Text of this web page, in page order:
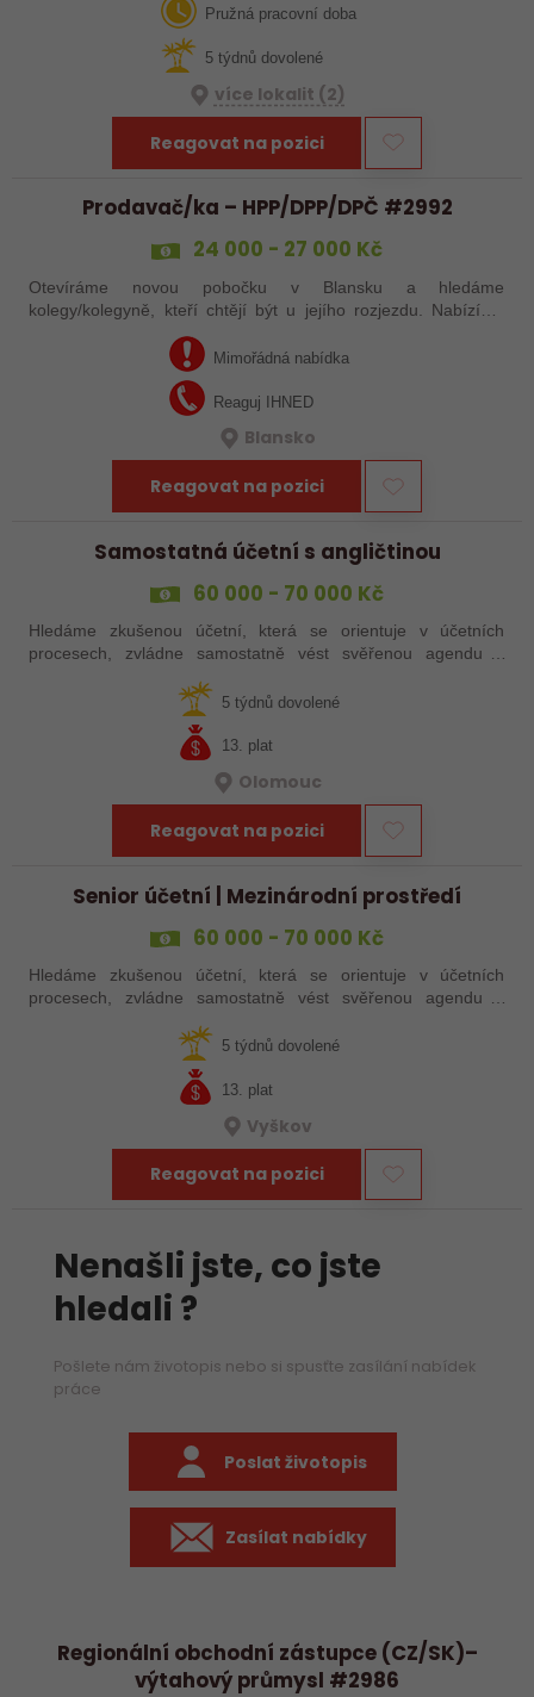
Pružná pracovní doba
5 týdnů dovolené
více lokalit (2)
Reagovat na pozici
Prodavač/ka – HPP/DPP/DPČ #2992
24 000 - 27 000 Kč
Otevíráme novou pobočku v Blansku a hledáme
kolegy/kolegyně, kteří chtějí být u jejího rozjezdu. Nabízíme
práci s pouze 15 pracovními dny v měsíci, případně brigádu
dle tvých časových možností. Mzda…
Mimořádná nabídka
Reaguj IHNED
Blansko
Reagovat na pozici
Samostatná účetní s angličtinou
60 000 - 70 000 Kč
Hledáme zkušenou účetní, která se orientuje v účetních
procesech, zvládne samostatně vést svěřenou agendu a
5 týdnů dovolené
13. plat
Olomouc
Reagovat na pozici
Senior účetní | Mezinárodní prostředí
60 000 - 70 000 Kč
Hledáme zkušenou účetní, která se orientuje v účetních
procesech, zvládne samostatně vést svěřenou agendu a
5 týdnů dovolené
13. plat
Vyškov
Reagovat na pozici
Nenašli jste, co jste
hledali ?
Pošlete nám životopis nebo si spusťte zasílání nabídek
práce
Poslat životopis
Zasílat nabídky
Regionální obchodní zástupce (CZ/SK)–
výtahový průmysl #2986